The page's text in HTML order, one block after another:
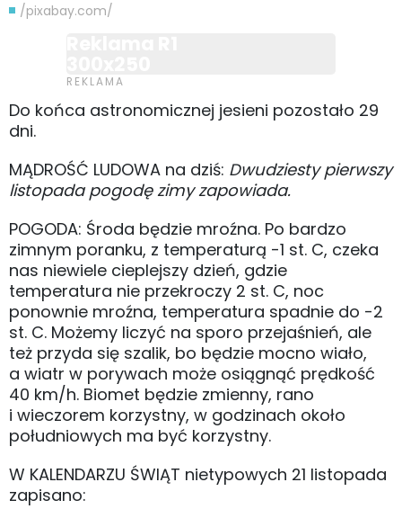
/pixabay.com/
Do końca astronomicznej jesieni pozostało 29
dni.
MĄDROŚĆ LUDOWA na dziś: Dwudziesty pierwszy
listopada pogodę zimy zapowiada.
POGODA: Środa będzie mroźna. Po bardzo
zimnym poranku, z temperaturą -1 st. C, czeka
nas niewiele cieplejszy dzień, gdzie
temperatura nie przekroczy 2 st. C, noc
ponownie mroźna, temperatura spadnie do -2
st. C. Możemy liczyć na sporo przejaśnień, ale
też przyda się szalik, bo będzie mocno wiało,
a wiatr w porywach może osiągnąć prędkość
40 km/h. Biomet będzie zmienny, rano
i wieczorem korzystny, w godzinach około
południowych ma być korzystny.
W KALENDARZU ŚWIĄT nietypowych 21 listopada
zapisano: